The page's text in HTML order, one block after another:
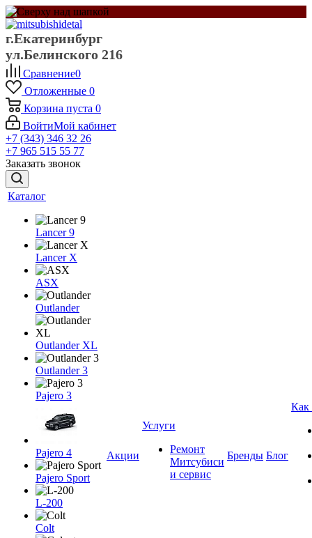
г.Екатеринбург
ул.Белинского 216
Сравнение0
Отложенные 0
Корзина пуста 0
ВойтиМой кабинет
+7 (343) 346 32 26
+7 965 515 55 77
Заказать звонок
Каталог
Lancer 9
Lancer X
ASX
Outlander
Outlander XL
Outlander 3
Pajero 3
Pajero 4
Pajero Sport
L-200
Colt
Акции
Услуги
Ремонт
Митсубиси
и сервис
Бренды Блог
Как